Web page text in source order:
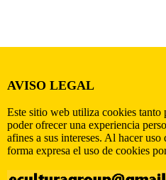
AVISO LEGAL
Este sitio web utiliza cookies tanto
poder ofrecer una experiencia
afines a sus intereses. Al hacer uso
forma expresa el uso de cookies